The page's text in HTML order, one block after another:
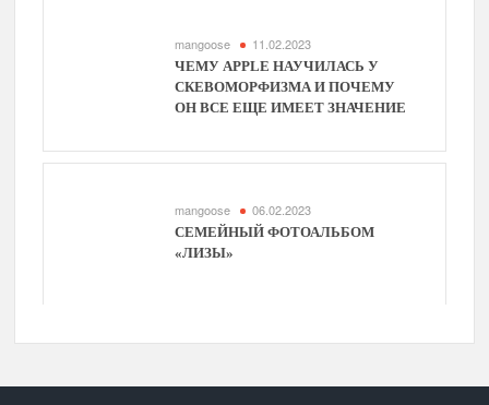
mangoose 11.02.2023
ЧЕМУ APPLE НАУЧИЛАСЬ У
СКЕВОМОРФИЗМА И ПОЧЕМУ
ОН ВСЕ ЕЩЕ ИМЕЕТ ЗНАЧЕНИЕ
mangoose 06.02.2023
СЕМЕЙНЫЙ ФОТОАЛЬБОМ
«ЛИЗЫ»